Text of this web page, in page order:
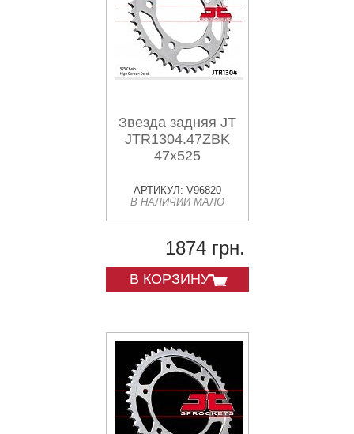
Звезда задняя JT
JTR1304.47ZBK
47x525
АРТИКУЛ: V96820
В НАЛИЧИИ МАЛО
1874 грн.
В КОРЗИНУ